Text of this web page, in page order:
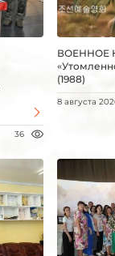
36
ВОЕННОЕ
(1988)
8 августа